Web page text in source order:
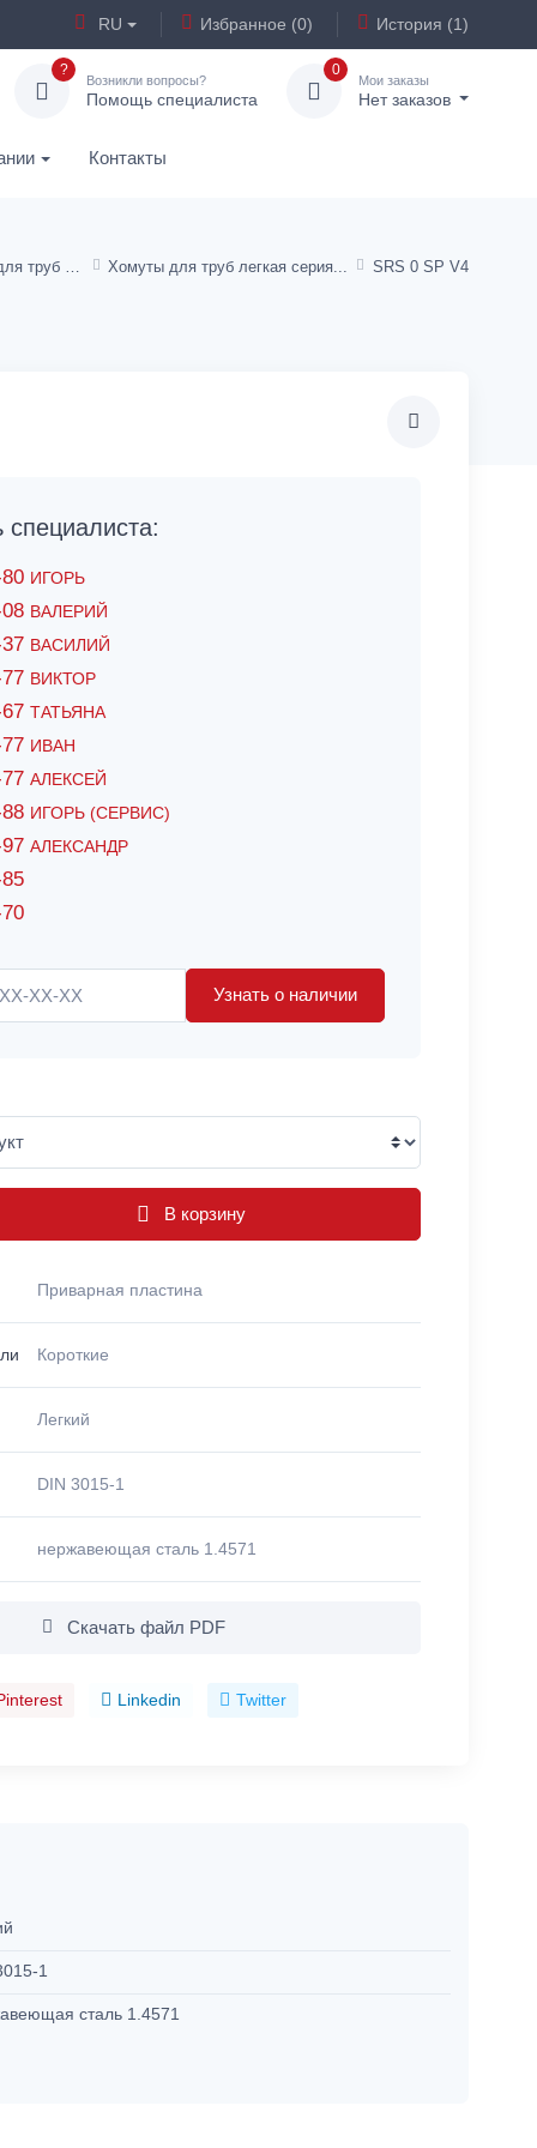
RU Избранное (0) История (1)
?
Возникли вопросы?
Помощь специалиста
0
Мои заказы
Нет заказов
Контакты
Хомуты (крепления) для труб и шлангов Хомуты для труб легкая серия SRS 0 SP V4
ИГОРЬ
ВАЛЕРИЙ
ВАСИЛИЙ
ВИКТОР
ТАТЬЯНА
ИВАН
АЛЕКСЕЙ
ИГОРЬ (СЕРВИС)
АЛЕКСАНДР
Узнать о наличии
В корзину
Приварная пластина
Короткие
Легкий
DIN 3015-1
нержавеющая сталь 1.4571
Скачать файл PDF
Linkedin Twitter
1
сталь 1.4571